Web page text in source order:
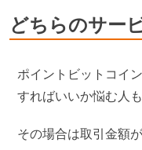
どちらのサー
ポイントビットコイ
すればいいか悩む人
その場合は取引金額